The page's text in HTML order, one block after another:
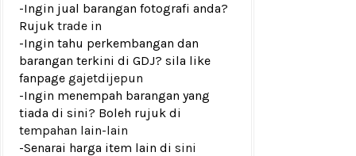
-Ingin jual barangan fotografi anda?
Rujuk trade in
-Ingin tahu perkembangan dan
barangan terkini di GDJ? sila like
fanpage gajetdijepun
-Ingin menempah barangan yang
tiada di sini? Boleh rujuk di
tempahan lain-lain
-Senarai harga item lain di sini